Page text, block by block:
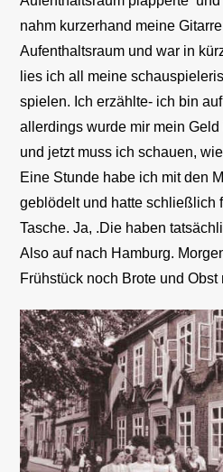
nahm kurzerhand meine
Aufenthaltsraum und war in
lies ich all meine
spielen. Ich erzählte- ich bin
allerdings wurde mir mein
und jetzt muss ich schauen,
Eine Stunde habe ich mit den
geblödelt und hatte schließlich
Tasche. Ja, .Die haben
Also auf nach Hamburg.
Frühstück noch Brote und Obst